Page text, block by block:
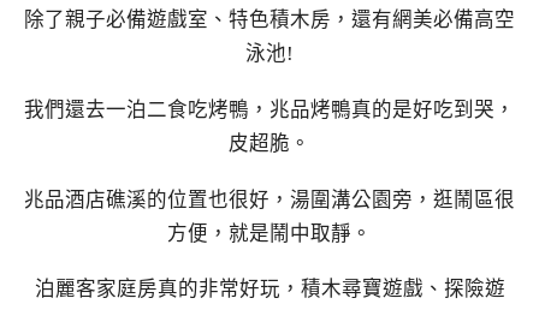
除了親子必備遊戲室、特色積木房，還有網美必備高空
泳池!
我們還去一泊二食吃烤鴨，兆品烤鴨真的是好吃到哭，
皮超脆。
兆品酒店礁溪的位置也很好，湯圍溝公園旁，逛鬧區很
方便，就是鬧中取靜。
泊麗客家庭房真的非常好玩，積木尋寶遊戲、探險遊